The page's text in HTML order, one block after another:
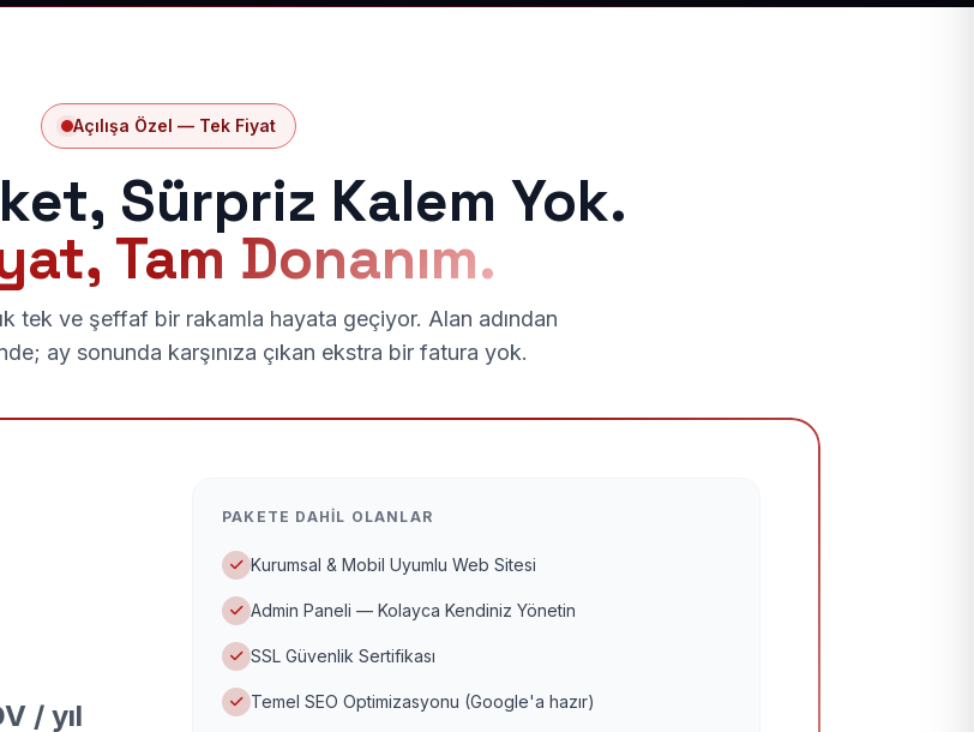
Açılışa Özel — Tek Fiyat
Sürpriz Kalem Yok.
Tam Donanım.
tek ve şeffaf bir rakamla hayata geçiyor. Alan adından
ay sonunda karşınıza çıkan ekstra bir fatura yok.
/ yıl
PAKETE DAHIL OLANLAR
Kurumsal & Mobil Uyumlu Web Sitesi
Admin Paneli — Kolayca Kendiniz Yönetin
SSL Güvenlik Sertifikası
Temel SEO Optimizasyonu (Google'a hazır)